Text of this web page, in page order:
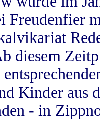
Freudenfier
diesem
Kinder aus
- in